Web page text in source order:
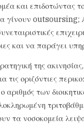
και επιδοτώντας
γίνουν outsoursing;
και να παράγει
της
τις οριζόντιες
ο αριθμός των
τα νοσοκομεία